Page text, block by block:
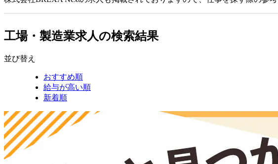
工場・製造業求人の検索結果
並び替え
おすすめ順
給与が高い順
新着順